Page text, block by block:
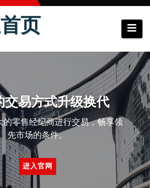
页
交易方式升级换代
的零售经纪商进行交易，畅享领
先市场的条件。
进入官网